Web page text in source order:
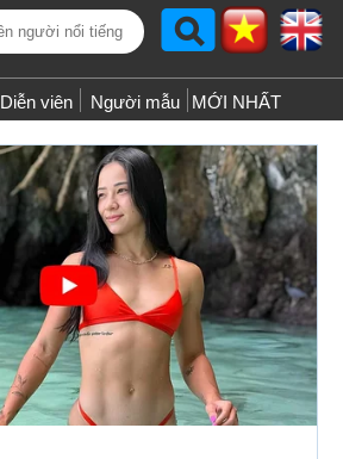
Diễn viên Người mẫu MỚI NHẤT